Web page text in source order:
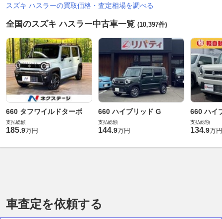
スズキ ハスラーの買取価格・査定相場を調べる
全国のスズキ ハスラー中古車一覧 (10,397件)
660 タフワイルドターボ
支払総額
185.9万円
660 ハイブリッド G
支払総額
144.9万円
660 ハイ
支払総額
134.9万円
車査定を依頼する